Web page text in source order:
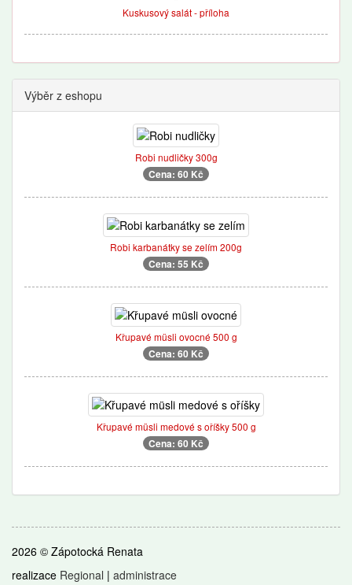
Kuskusový salát - příloha
Výběr z eshopu
Robi nudličky 300g
Cena: 60 Kč
Robi karbanátky se zelím 200g
Cena: 55 Kč
Křupavé müsli ovocné 500 g
Cena: 60 Kč
Křupavé müsli medové s oříšky 500 g
Cena: 60 Kč
2026 © Zápotocká Renata
realizace Regional | administrace